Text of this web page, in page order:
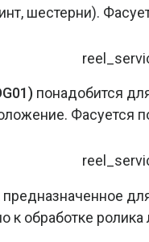
шестерни).
понадобится
Фасуется
к обработке